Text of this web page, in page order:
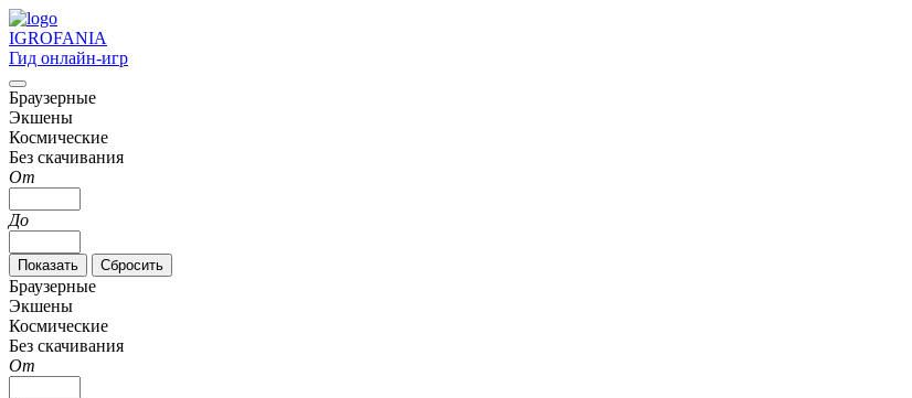
IGROFANIA
Гид онлайн-игр
Браузерные
Экшены
Космические
Без скачивания
От
До
Браузерные
Экшены
Космические
Без скачивания
От